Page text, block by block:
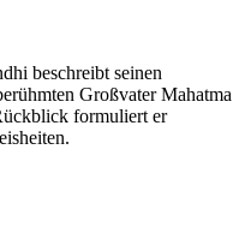
beschreibt seinen
Großvater Mahatma
formuliert er